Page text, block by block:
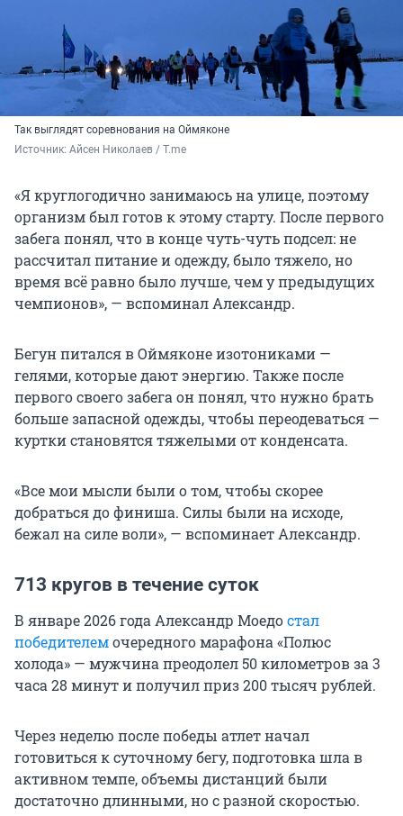
Так выглядят соревнования на Оймяконе
Источник: Айсен Николаев / T.me
«Я круглогодично занимаюсь на улице, поэтому
организм был готов к этому старту. После первого
забега понял, что в конце чуть-чуть подсел: не
рассчитал питание и одежду, было тяжело, но
время всё равно было лучше, чем у предыдущих
чемпионов», — вспоминал Александр.
Бегун питался в Оймяконе изотониками —
гелями, которые дают энергию. Также после
первого своего забега он понял, что нужно брать
больше запасной одежды, чтобы переодеваться —
куртки становятся тяжелыми от конденсата.
«Все мои мысли были о том, чтобы скорее
добраться до финиша. Силы были на исходе,
бежал на силе воли», — вспоминает Александр.
713 кругов в течение суток
В январе 2026 года Александр Моедостал
победителемочередного марафона «Полюс
холода» — мужчина преодолел 50 километров за 3
часа 28 минут и получил приз 200 тысяч рублей.
Через неделю после победы атлет начал
готовиться к суточному бегу, подготовка шла в
активном темпе, объемы дистанций были
достаточно длинными, но с разной скоростью.